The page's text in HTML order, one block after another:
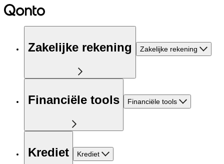
Zakelijke rekening Zakelijke rekening
Financiële tools Financiële tools
Krediet Krediet